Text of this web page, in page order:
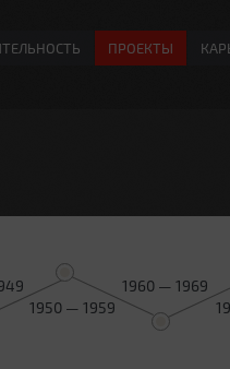
ПРОЕКТЫ
1950 — 1959
1960 — 1969